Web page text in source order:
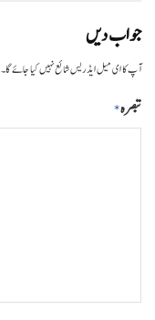
جواب دیں
آپ کا ای میل ایڈریس شائع نہیں کیا جائے گا۔
تبصرہ*